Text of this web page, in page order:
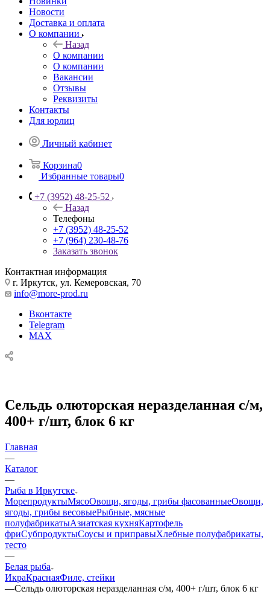
Новости
Доставка и оплата
О компании
Назад
О компании
О компании
Вакансии
Отзывы
Реквизиты
Контакты
Для юрлиц
Личный кабинет
Корзина0
Избранные товары0
+7 (3952) 48-25-52
Назад
Телефоны
+7 (3952) 48-25-52
+7 (964) 230-48-76
Заказать звонок
Контактная информация
г. Иркутск, ул. Кемеровская, 70
info@more-prod.ru
Вконтакте
Telegram
MAX
Сельдь олюторская неразделанная с/м,
400+ г/шт, блок 6 кг
Главная
—
Каталог
—
Рыба в Иркутске
МорепродуктыМясоОвощи, ягоды, грибы фасованныеОвощи,
ягоды, грибы весовыеРыбные, мясные
полуфабрикатыАзиатская кухняКартофель
фриСубпродуктыСоусы и приправыХлебные полуфабрикаты,
тесто
—
Белая рыба
ИкраКраснаяФиле, стейки
—Сельдь олюторская неразделанная с/м, 400+ г/шт, блок 6 кг